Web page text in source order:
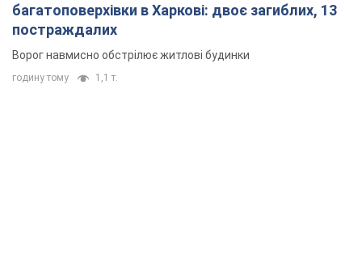
багатоповерхівки в Харкові: двоє загиблих, 13
постраждалих
Ворог навмисно обстрілює житлові будинки
годину тому 1,1 т.